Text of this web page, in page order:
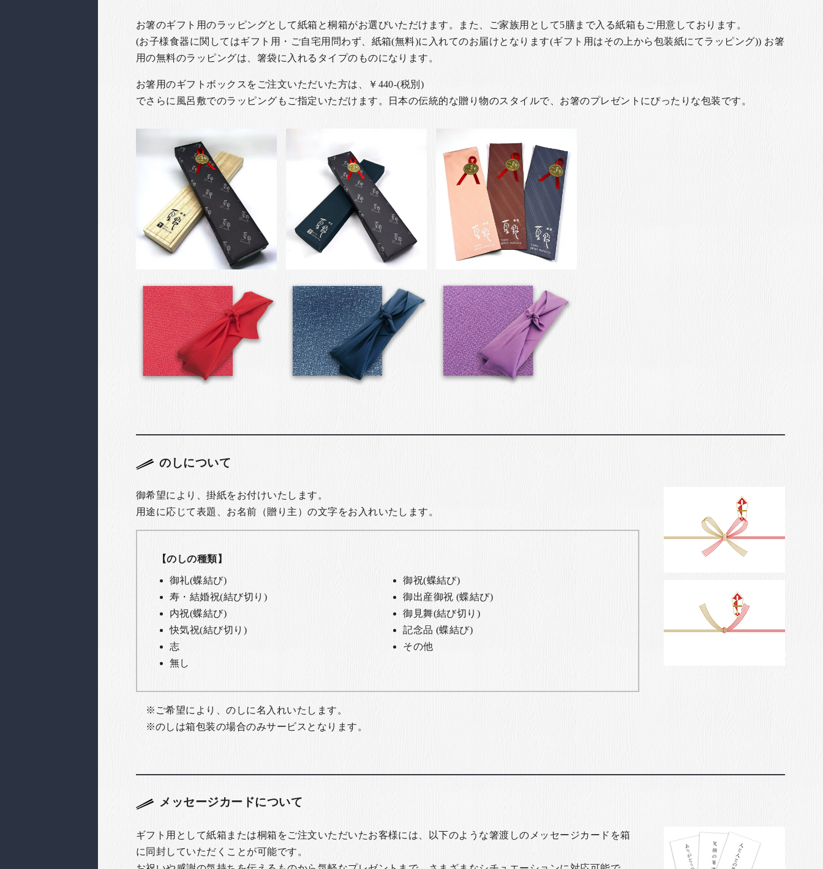
お箸のギフト用のラッピングとして紙箱と桐箱がお選びいただけます。また、ご家族用として5膳まで入る紙箱もご用意しております。
(お子様食器に関してはギフト用・ご自宅用問わず、紙箱(無料)に入れてのお届けとなります(ギフト用はその上から包装紙にてラッピング)) お箸
用の無料のラッピングは、箸袋に入れるタイプのものになります。
お箸用のギフトボックスをご注文いただいた方は、￥440-(税別)
でさらに風呂敷でのラッピングもご指定いただけます。日本の伝統的な贈り物のスタイルで、お箸のプレゼントにぴったりな包装です。
のしについて
御希望により、掛紙をお付けいたします。
用途に応じて表題、お名前（贈り主）の文字をお入れいたします。
【のしの種類】
御礼(蝶結び)
御祝(蝶結び)
寿・結婚祝(結び切り)
御出産御祝 (蝶結び)
内祝(蝶結び)
御見舞(結び切り)
快気祝(結び切り)
記念品 (蝶結び)
志
その他
無し
ご希望により、のしに名入れいたします。
のしは箱包装の場合のみサービスとなります。
メッセージカードについて
ギフト用として紙箱または桐箱をご注文いただいたお客様には、以下のような箸渡しのメッセージカードを箱
に同封していただくことが可能です。